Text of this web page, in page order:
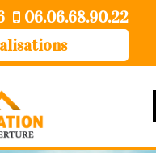
06.06.68.90.22